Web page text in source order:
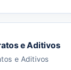
e Aditivos
e Aditivos